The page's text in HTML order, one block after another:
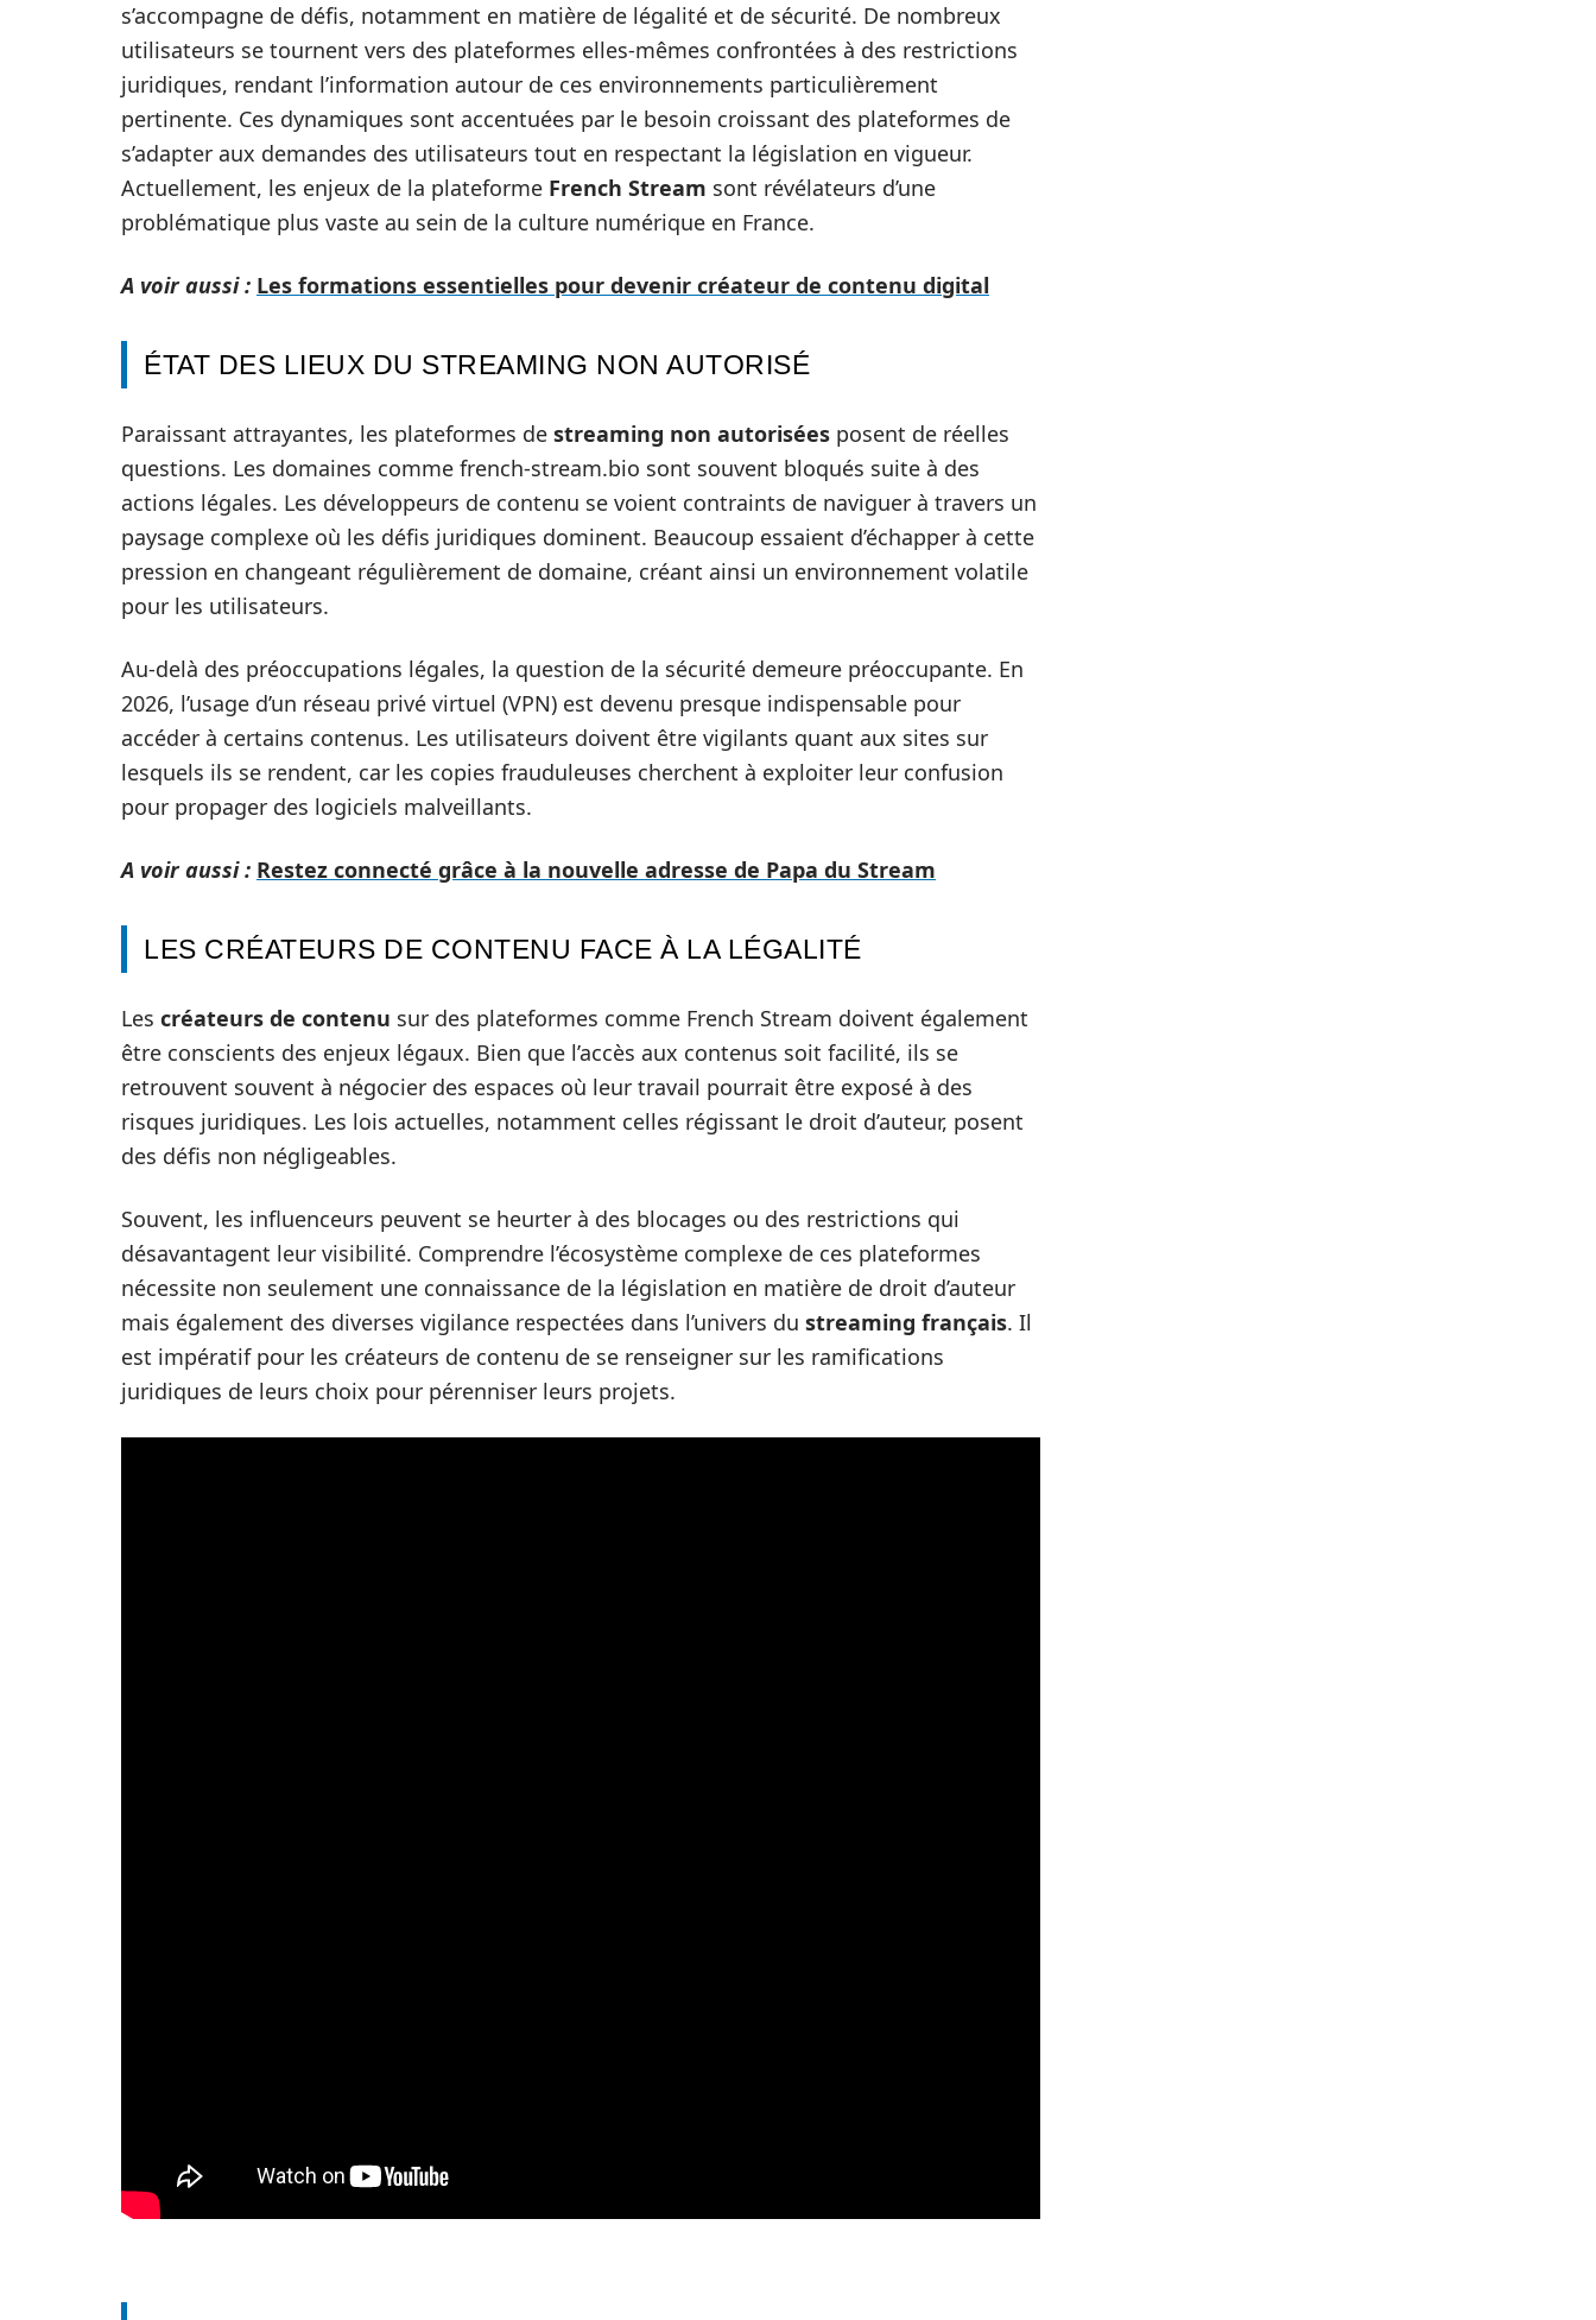
s’accompagne de défis, notamment en matière de légalité et de sécurité. De nombreux
utilisateurs se tournent vers des plateformes elles-mêmes confrontées à des restrictions
juridiques, rendant l’information autour de ces environnements particulièrement
pertinente. Ces dynamiques sont accentuées par le besoin croissant des plateformes de
s’adapter aux demandes des utilisateurs tout en respectant la législation en vigueur.
Actuellement, les enjeux de la plateforme French Stream sont révélateurs d’une
problématique plus vaste au sein de la culture numérique en France.
A voir aussi : Les formations essentielles pour devenir créateur de contenu digital
ÉTAT DES LIEUX DU STREAMING NON AUTORISÉ
Paraissant attrayantes, les plateformes de streaming non autorisées posent de réelles
questions. Les domaines comme french-stream.bio sont souvent bloqués suite à des
actions légales. Les développeurs de contenu se voient contraints de naviguer à travers un
paysage complexe où les défis juridiques dominent. Beaucoup essaient d’échapper à cette
pression en changeant régulièrement de domaine, créant ainsi un environnement volatile
pour les utilisateurs.
Au-delà des préoccupations légales, la question de la sécurité demeure préoccupante. En
2026, l’usage d’un réseau privé virtuel (VPN) est devenu presque indispensable pour
accéder à certains contenus. Les utilisateurs doivent être vigilants quant aux sites sur
lesquels ils se rendent, car les copies frauduleuses cherchent à exploiter leur confusion
pour propager des logiciels malveillants.
A voir aussi : Restez connecté grâce à la nouvelle adresse de Papa du Stream
LES CRÉATEURS DE CONTENU FACE À LA LÉGALITÉ
Les créateurs de contenu sur des plateformes comme French Stream doivent également
être conscients des enjeux légaux. Bien que l’accès aux contenus soit facilité, ils se
retrouvent souvent à négocier des espaces où leur travail pourrait être exposé à des
risques juridiques. Les lois actuelles, notamment celles régissant le droit d’auteur, posent
des défis non négligeables.
Souvent, les influenceurs peuvent se heurter à des blocages ou des restrictions qui
désavantagent leur visibilité. Comprendre l’écosystème complexe de ces plateformes
nécessite non seulement une connaissance de la législation en matière de droit d’auteur
mais également des diverses vigilance respectées dans l’univers du streaming français. Il
est impératif pour les créateurs de contenu de se renseigner sur les ramifications
juridiques de leurs choix pour pérenniser leurs projets.